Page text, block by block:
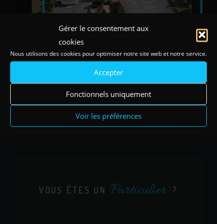
Gérer le consentement aux
cookies
Nous utilisons des cookies pour optimiser notre site web et notre service.
Accepter
Fonctionnels uniquement
Voir les préférences
VOUS ÊTES UN Particulier ?